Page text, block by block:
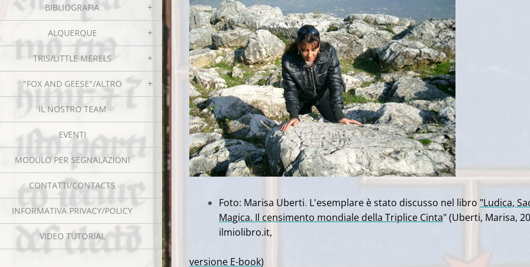
BIBLIOGRAFIA
ALQUERQUE
TRIS/LITTLE MERELS
"FOX AND GEESE"/ALTRO
IL NOSTRO TEAM
EVENTI
MODULO PER SEGNALAZIONI
CONTATTI/CONTACTS
INFORMATIVA PRIVACY/POLICY
VIDEO TUTORIAL
Foto: Marisa Uberti. L'esemplare è stato discusso nel libro "Ludica,
Magica. Il censimento mondiale della Triplice Cinta" (Uberti, Marisa,
ilmiolibro.it,
versione E-book)